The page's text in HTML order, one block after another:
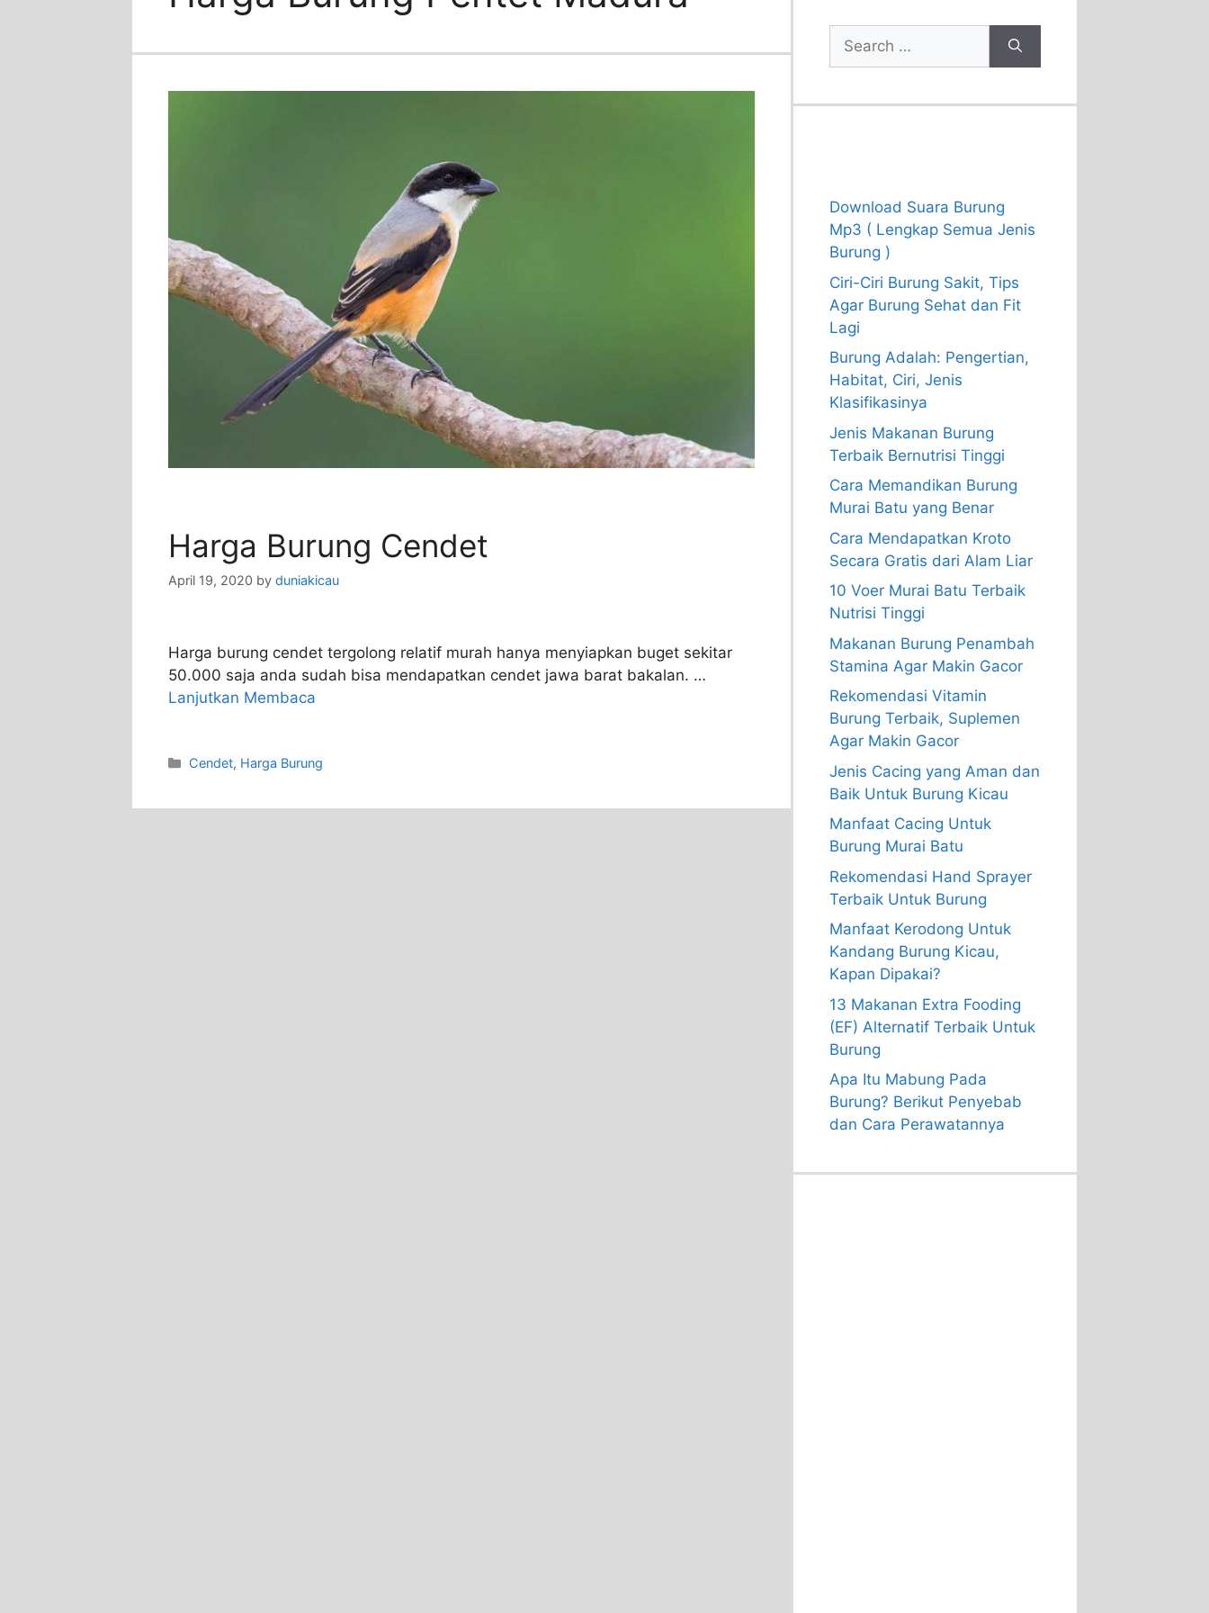
Harga Burung Cendet
April 19, 2020 by duniakicau
Harga burung cendet tergolong relatif murah hanya menyiapkan buget sekitar
50.000 saja anda sudah bisa mendapatkan cendet jawa barat bakalan. …
Lanjutkan Membaca
Categories
Cendet, Harga Burung
Search
for:
Download Suara Burung
Mp3 ( Lengkap Semua Jenis
Burung )
Ciri-Ciri Burung Sakit, Tips
Agar Burung Sehat dan Fit
Lagi
Burung Adalah: Pengertian,
Habitat, Ciri, Jenis
Klasifikasinya
Jenis Makanan Burung
Terbaik Bernutrisi Tinggi
Cara Memandikan Burung
Murai Batu yang Benar
Cara Mendapatkan Kroto
Secara Gratis dari Alam Liar
10 Voer Murai Batu Terbaik
Nutrisi Tinggi
Makanan Burung Penambah
Stamina Agar Makin Gacor
Rekomendasi Vitamin
Burung Terbaik, Suplemen
Agar Makin Gacor
Jenis Cacing yang Aman dan
Baik Untuk Burung Kicau
Manfaat Cacing Untuk
Burung Murai Batu
Rekomendasi Hand Sprayer
Terbaik Untuk Burung
Manfaat Kerodong Untuk
Kandang Burung Kicau,
Kapan Dipakai?
13 Makanan Extra Fooding
(EF) Alternatif Terbaik Untuk
Burung
Apa Itu Mabung Pada
Burung? Berikut Penyebab
dan Cara Perawatannya